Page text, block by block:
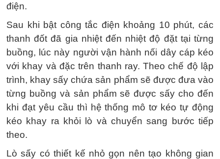
điện.
Sau khi bật công tắc điện khoảng 10 phút, các
thanh đốt đã gia nhiệt đến nhiệt độ đặt tại từng
buồng, lúc này người vận hành nối dây cáp kéo
với khay và đặc trên thanh ray. Theo chế độ lập
trình, khay sấy chứa sản phẩm sẽ được đưa vào
từng buồng và sản phẩm sẽ được sấy cho đến
khi đạt yêu cầu thì hệ thống mô tơ kéo tự động
kéo khay ra khỏi lò và chuyển sang bước tiếp
theo.
Lò sấy có thiết kế nhỏ gọn nên tạo không gian